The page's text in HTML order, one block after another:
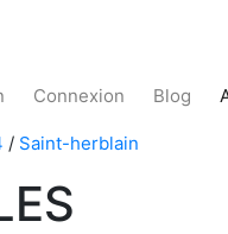
Connexion Blog
/ Saint-herblain